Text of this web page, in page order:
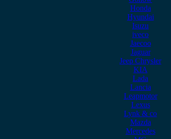
Honda
Hyundai
Isuzu
iveco
Jaecoo
Jaguar
Jeep Chrysler
KIA
Lada
Lancia
Leapmotor
Lexus
Lynk & co
Mazda
Mercedes